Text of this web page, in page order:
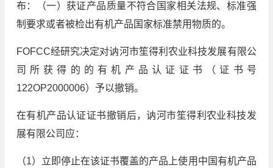
布：（一）获证产品质量不符合国家相关法规、标准强
制要求或者被检出有机产品国家标准禁用物质的。
FOFCC经研究决定对讷河市笙得利农业科技发展有限公
司所获得的的有机产品认证证书（证书号
122OP2000006）予以撤销。
在有机产品认证证书撤销后，讷河市笙得利农业科技发
展有限公司应：
（1）立即停止在该证书覆盖的产品上使用中国有机产品